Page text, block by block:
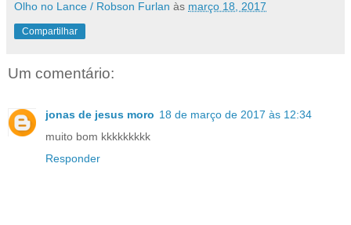
Olho no Lance / Robson Furlan às março 18, 2017
Compartilhar
Um comentário:
jonas de jesus moro 18 de março de 2017 às 12:34
muito bom kkkkkkkkk
Responder